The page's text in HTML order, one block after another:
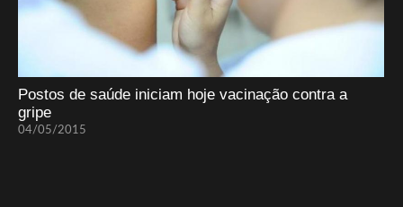
Postos de saúde iniciam hoje vacinação contra a
gripe
04/05/2015